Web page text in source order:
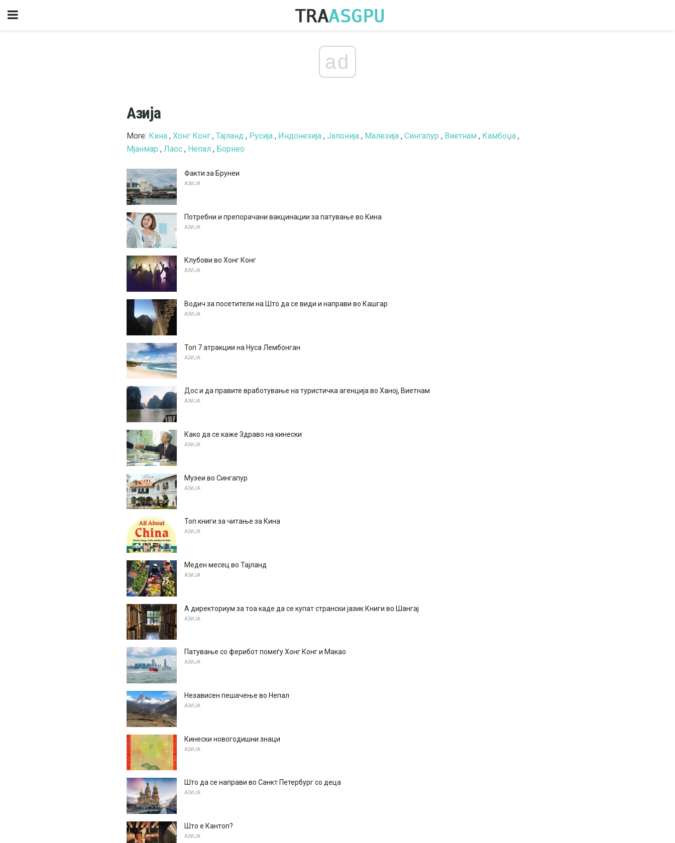
ad
Азија
More: Кина , Хонг Конг , Тајланд , Русија , Индонезија , Јапонија , Малезија , Сингапур , Виетнам , Камбоџа ,
Мјанмар , Лаос , Непал , Борнео
Факти за Брунеи
АЗИЈА
Потребни и препорачани вакцинации за патување во Кина
АЗИЈА
Клубови во Хонг Конг
АЗИЈА
Водич за посетители на Што да се види и направи во Кашгар
АЗИЈА
Топ 7 атракции на Нуса Лембонган
АЗИЈА
Дос и да правите вработување на туристичка агенција во Ханој, Виетнам
АЗИЈА
Како да се каже Здраво на кинески
АЗИЈА
Музеи во Сингапур
АЗИЈА
Топ книги за читање за Кина
АЗИЈА
Меден месец во Тајланд
АЗИЈА
А директориум за тоа каде да се купат странски јазик Книги во Шангај
АЗИЈА
Патување со ферибот помеѓу Хонг Конг и Макао
АЗИЈА
Независен пешачење во Непал
АЗИЈА
Кинески новогодишни знаци
АЗИЈА
Што да се направи во Санкт Петербург со деца
АЗИЈА
Што е Кантоп?
АЗИЈА